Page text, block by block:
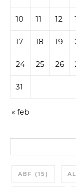
10 11 12
17 18 19
24 25 26
31
« feb
ABF (15)